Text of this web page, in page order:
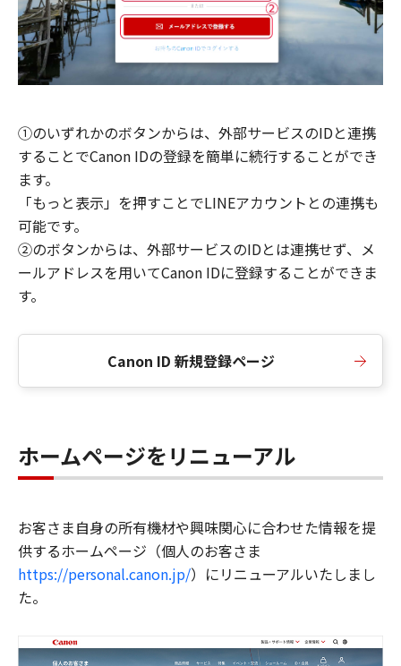
①のいずれかのボタンからは、外部サービスのIDと連携
することでCanon IDの登録を簡単に続行することができ
ます。
「もっと表示」を押すことでLINEアカウントとの連携も
可能です。
②のボタンからは、外部サービスのIDとは連携せず、メ
ールアドレスを用いてCanon IDに登録することができま
す。
Canon ID 新規登録ページ
ホームページをリニューアル
お客さま自身の所有機材や興味関心に合わせた情報を提
供するホームページ（個人のお客さま
https://personal.canon.jp/）にリニューアルいたしまし
た。